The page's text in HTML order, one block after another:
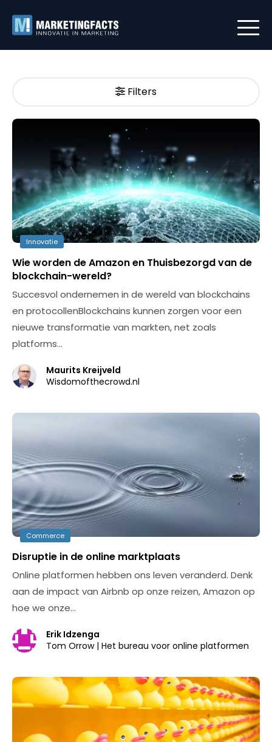
Filters
Innovatie
Wie worden de Amazon en Thuisbezorgd van de
blockchain-wereld?
Succesvol ondernemen in de wereld van blockchains
en protocollenBlockchains kunnen zorgen voor een
nieuwe transformatie van markten, net zoals
platforms…
Maurits Kreijveld
Wisdomofthecrowd.nl
Commerce
Disruptie in de online marktplaats
Online platformen hebben ons leven veranderd. Denk
aan de impact van Airbnb op onze reizen, Amazon op
hoe we onze…
Erik Idzenga
Tom Orrow | Het bureau voor online platformen